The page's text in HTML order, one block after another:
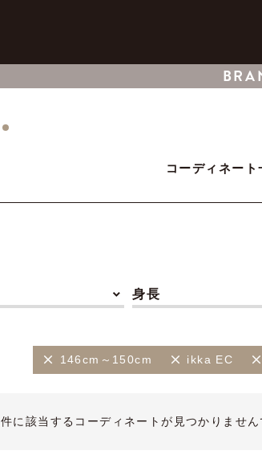
コーディネート
身長
146cm～150cm ikka EC
に該当するコーディネートが見つかりませ